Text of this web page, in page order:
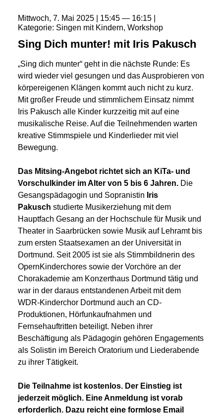
Mittwoch 7 Mai 2025 15:45
16:15
Kategorie Singen mit Kindern Workshop
Sing Dich munter! mit Iris Pakusch
„Sing dich munter“ geht in die nächste Runde: Es
wird wieder viel gesungen und das Ausprobieren von
körpereigenen Klängen kommt auch nicht zu kurz.
Mit großer Freude und stimmlichem Einsatz nimmt
Iris Pakusch alle Kinder kurzzeitig mit auf eine
musikalische Reise. Auf die Teilnehmenden warten
kreative Stimmspiele und Kinderlieder mit viel
Bewegung.
Das Mitsing-Angebot richtet sich an KiTa- und
Vorschulkinder im Alter von 5 bis 6 Jahren. Die
Gesangspädagogin und Sopranistin Iris
Pakusch studierte Musikerziehung mit dem
Hauptfach Gesang an der Hochschule für Musik und
Theater in Saarbrücken sowie Musik auf Lehramt bis
zum ersten Staatsexamen an der Universität in
Dortmund. Seit 2005 ist sie als Stimmbildnerin des
OpernKinderchores sowie der Vorchöre an der
Chorakademie am Konzerthaus Dortmund tätig und
war in der daraus entstandenen Arbeit mit dem
WDR-Kinderchor Dortmund auch an CD-
Produktionen, Hörfunkaufnahmen und
Fernsehauftritten beteiligt. Neben ihrer
Beschäftigung als Pädagogin gehören Engagements
als Solistin im Bereich Oratorium und Liederabende
zu ihrer Tätigkeit.
Die Teilnahme ist kostenlos. Der Einstieg ist
jederzeit möglich. Eine Anmeldung ist vorab
erforderlich. Dazu reicht eine formlose Email